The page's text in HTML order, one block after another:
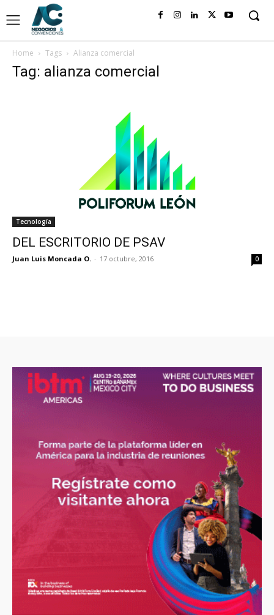
Home Tags Alianza comercial
Tag: alianza comercial
Tecnología
DEL ESCRITORIO DE PSAV
Juan Luis Moncada O. - 17 octubre, 2016 0